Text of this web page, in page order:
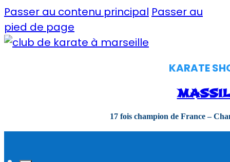
Passer au contenu principal Passer au
pied de page
KARATE
17 fois champion de France –